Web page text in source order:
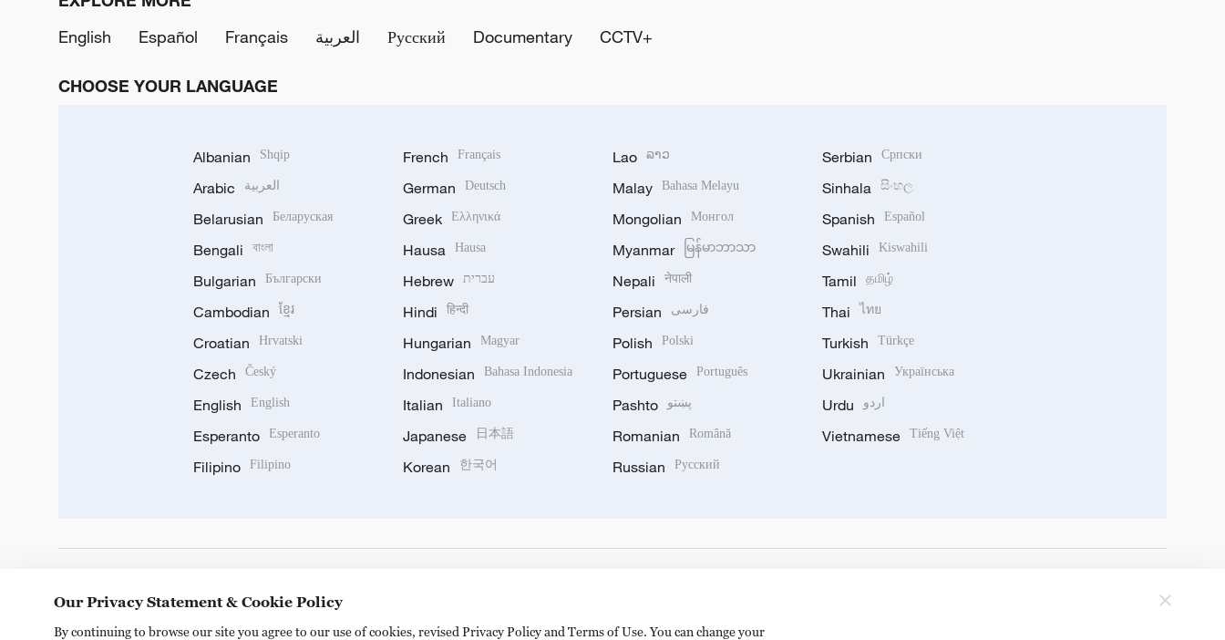
English
Español Français العربية Русский Documentary CCTV+
CHOOSE YOUR LANGUAGE
Albanian Shqip
Arabic العربية
Belarusian Беларуская
Bengali বাংলা
Bulgarian Български
Cambodian ខ្មែរ
Croatian Hrvatski
Czech Český
English English
Esperanto Esperanto
Filipino Filipino
French Français
German Deutsch
Greek Ελληνικά
Hausa Hausa
Hebrew עברית
Hindi हिन्दी
Hungarian Magyar
Indonesian Bahasa Indonesia
Italian Italiano
Japanese 日本語
Korean 한국어
Lao ລາວ
Malay Bahasa Melayu
Mongolian Монгол
Myanmar မြန်မာဘာသာ
Nepali नेपाली
Persian فارسی
Polish Polski
Portuguese Português
Pashto پښتو
Romanian Română
Russian Русский
Serbian Српски
Sinhala සිංහල
Spanish Español
Swahili Kiswahili
Tamil தமிழ்
Thai ไทย
Turkish Türkçe
Ukrainian Українська
Urdu اردو
Vietnamese Tiếng Việt
Our Privacy Statement & Cookie Policy
By continuing to browse our site you agree to our use of cookies, revised Privacy Policy and Terms of Use. You can change your